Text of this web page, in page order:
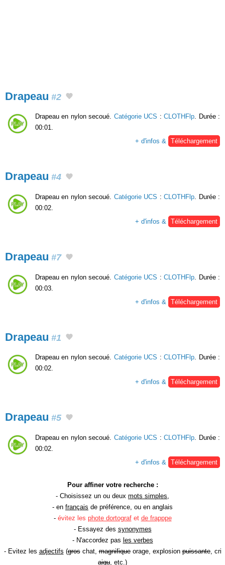
Drapeau #2
Drapeau en nylon secoué. Catégorie UCS :CLOTHFlp. Durée :
00:01.
+ d'infos & Téléchargement
Drapeau #4
Drapeau en nylon secoué. Catégorie UCS :CLOTHFlp . Durée :
00:02.
+ d'infos &
Téléchargement
Drapeau #7
Drapeau en nylon secoué. Catégorie UCS :CLOTHFlp . Durée :
00:03.
+ d'infos &
Téléchargement
Drapeau #1
Drapeau en nylon secoué. Catégorie UCS :CLOTHFlp. Durée :
00:02.
+ d'infos & Téléchargement
Drapeau #5
Drapeau en nylon secoué. Catégorie UCS :CLOTHFlp . Durée :
00:02.
+ d'infos &
Téléchargement
Pour affiner votre recherche :
- Choisissez un ou deux mots simples
- en français de préférence, ou en anglais
- évitez les phote dortografet de frapppe
- Essayez des synonymes
- N'accordez pas les verbes
- Evitez les adjectifs (groschat,magnifiqueorage, explosionpuissante, cri
aigu , etc.)